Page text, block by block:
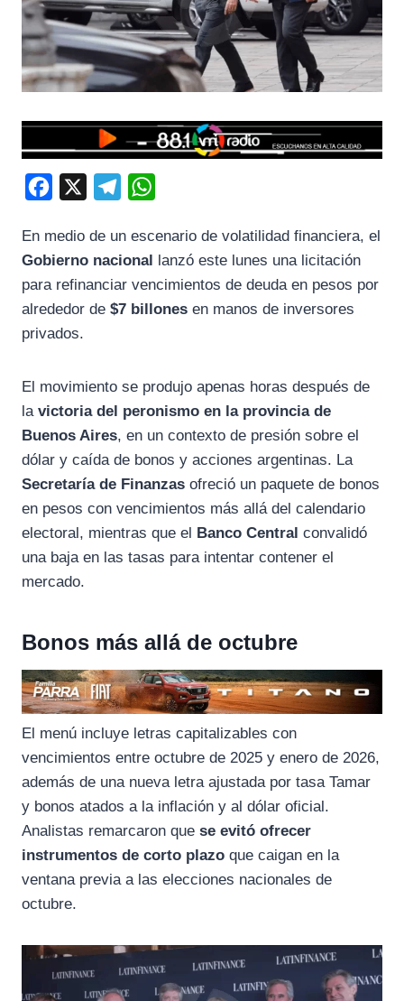
c
e
b
l
e
g
a
s
En medio de un escenario de volatilidad financiera, el
Gobierno nacional lanzó este lunes una licitación
para refinanciar vencimientos de deuda en pesos por
alrededor de $7 billones en manos de inversores
privados.
El movimiento se produjo apenas horas después de
la victoria del peronismo en la provincia de
Buenos Aires, en un contexto de presión sobre el
dólar y caída de bonos y acciones argentinas. La
Secretaría de Finanzas ofreció un paquete de bonos
en pesos con vencimientos más allá del calendario
electoral, mientras que el Banco Central convalidó
una baja en las tasas para intentar contener el
mercado.
Bonos más allá de octubre
El menú incluye letras capitalizables con
vencimientos entre octubre de 2025 y enero de 2026,
además de una nueva letra ajustada por tasa Tamar
y bonos atados a la inflación y al dólar oficial.
Analistas remarcaron que se evitó ofrecer
instrumentos de corto plazo que caigan en la
ventana previa a las elecciones nacionales de
octubre.